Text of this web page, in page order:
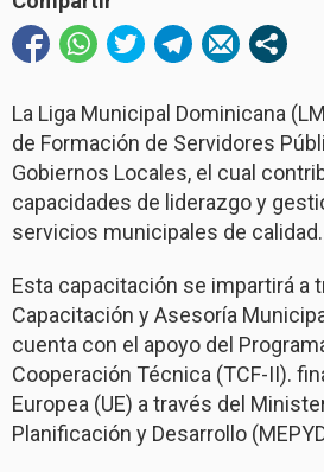
La Liga Municipal Dominicana
de Formación de Servidores
Gobiernos Locales, el cual
capacidades de liderazgo y
servicios municipales de calidad.
Esta capacitación se impartirá a
Capacitación y Asesoría
cuenta con el apoyo del
Cooperación Técnica (TCF-II).
Europea (UE) a través del
Planificación y Desarrollo